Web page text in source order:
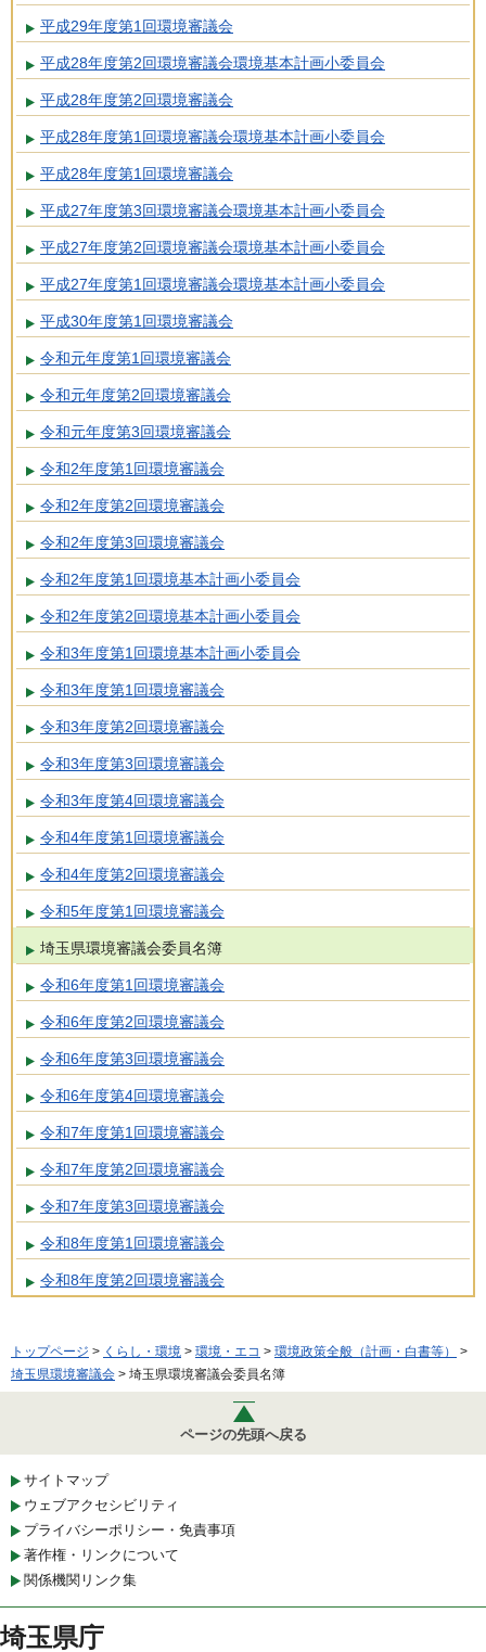
平成29年度第1回環境審議会
平成28年度第2回環境審議会環境基本計画小委員会
平成28年度第2回環境審議会
平成28年度第1回環境審議会環境基本計画小委員会
平成28年度第1回環境審議会
平成27年度第3回環境審議会環境基本計画小委員会
平成27年度第2回環境審議会環境基本計画小委員会
平成27年度第1回環境審議会環境基本計画小委員会
平成30年度第1回環境審議会
令和元年度第1回環境審議会
令和元年度第2回環境審議会
令和元年度第3回環境審議会
令和2年度第1回環境審議会
令和2年度第2回環境審議会
令和2年度第3回環境審議会
令和2年度第1回環境基本計画小委員会
令和2年度第2回環境基本計画小委員会
令和3年度第1回環境基本計画小委員会
令和3年度第1回環境審議会
令和3年度第2回環境審議会
令和3年度第3回環境審議会
令和3年度第4回環境審議会
令和4年度第1回環境審議会
令和4年度第2回環境審議会
令和5年度第1回環境審議会
埼玉県環境審議会委員名簿
令和6年度第1回環境審議会
令和6年度第2回環境審議会
令和6年度第3回環境審議会
令和6年度第4回環境審議会
令和7年度第1回環境審議会
令和7年度第2回環境審議会
令和7年度第3回環境審議会
令和8年度第1回環境審議会
令和8年度第2回環境審議会
トップページ > くらし・環境 > 環境・エコ > 環境政策全般（計画・白書等）
>
埼玉県環境審議会 > 埼玉県環境審議会委員名簿
ページの先頭へ戻る
サイトマップ
ウェブアクセシビリティ
プライバシーポリシー・免責事項
著作権・リンクについて
関係機関リンク集
埼玉県庁